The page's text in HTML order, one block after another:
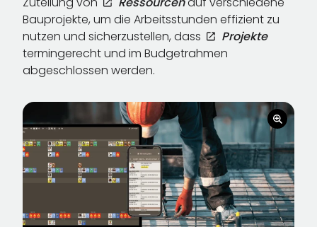
Bauprojekte, um die Arbeitsstunden effizient zu
nutzen und sicherzustellen, dass
Projekte
termingerecht und im Budgetrahmen
abgeschlossen werden.